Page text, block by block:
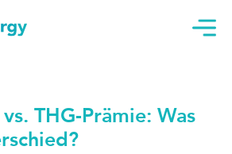
THG-Prämie: Was